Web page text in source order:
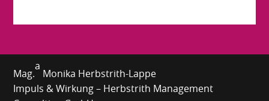
Mag.
a
Monika Herbstrith-Lappe
Impuls & Wirkung – Herbstrith Management